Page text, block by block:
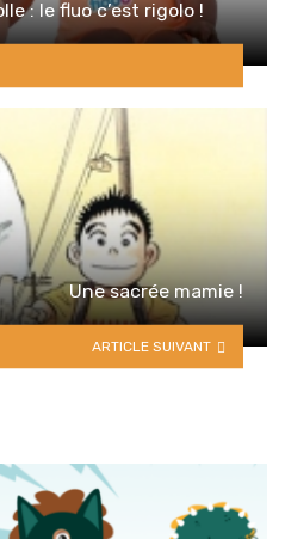
: le fluo c’est rigolo !
Une sacrée mamie !
ARTICLE SUIVANT